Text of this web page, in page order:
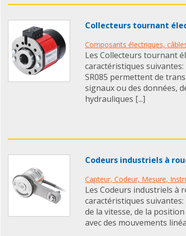
Collecteurs tournant
Composants électriques,
Les Collecteurs tournant
caractéristiques
SR085 permettent de
signaux ou des données,
hydrauliques [...]
Codeurs industriels à
Capteur, Codeur, Mesure,
Les Codeurs industriels à
caractéristiques
de la vitesse, de la
avec des mouvements